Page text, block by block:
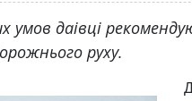
умов даівці
руху.